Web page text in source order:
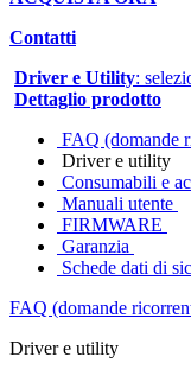
Contatti
Driver e Utility:
Dettaglio prodotto
FAQ (domande
Driver e utility
Consumabili e
Manuali utente
FIRMWARE
Garanzia
Schede dati di
FAQ (domande
Driver e utility